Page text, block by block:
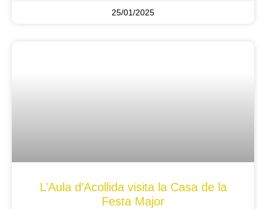
25/01/2025
L’Aula d’Acollida visita la Casa de la
Festa Major